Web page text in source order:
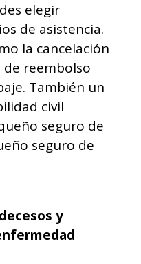
elegir
de asistencia.
la cancelación
de reembolso
También un
civil
seguro de
seguro de
y